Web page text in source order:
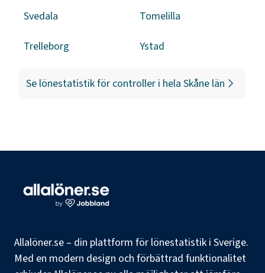
Svedala Tomelilla
Trelleborg Ystad
Se lönestatistik för controller i hela Skåne län
Allalöner.se – din plattform för lönestatistik i Sverige.
Med en modern design och förbättrad funktionalitet